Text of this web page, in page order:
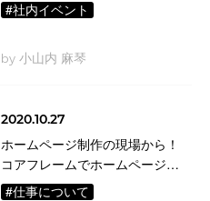
#社内イベント
by 小山内 麻琴
2020.10.27
ホームページ制作の現場から！
コアフレームでホームページが
できるまで
#仕事について